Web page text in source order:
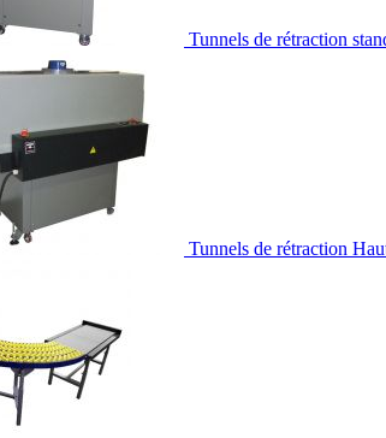
Tunnels de rétraction
Tunnels de rétraction